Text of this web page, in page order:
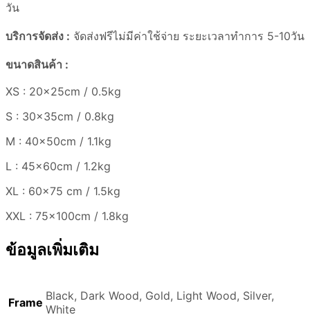
วัน
บริการจัดส่ง : จัดส่งฟรีไม่มีค่าใช้จ่าย ระยะเวลาทำการ 5-10วัน
ขนาดสินค้า :
XS : 20x25cm / 0.5kg
S : 30x35cm / 0.8kg
M : 40x50cm / 1.1kg
L : 45x60cm / 1.2kg
XL : 60×75 cm / 1.5kg
XXL : 75x100cm / 1.8kg
ข้อมูลเพิ่มเติม
Frame Black, Dark Wood, Gold, Light Wood, Silver,
White